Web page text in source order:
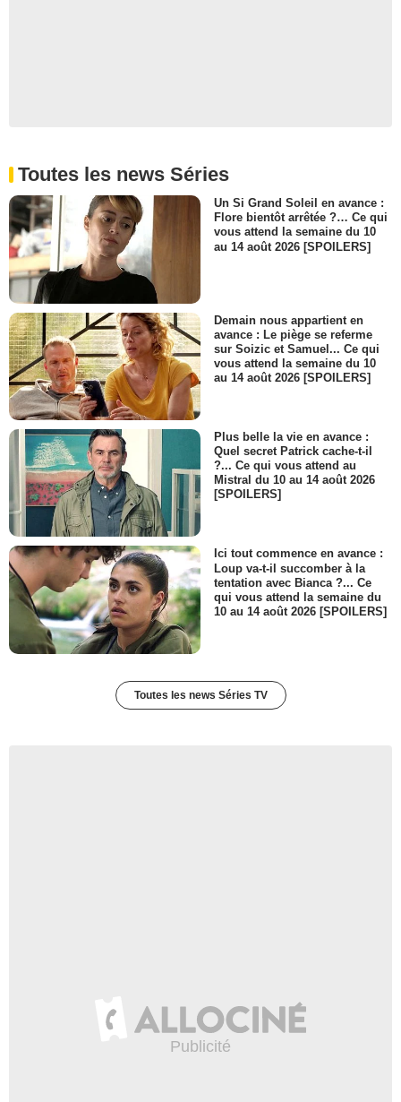
Toutes les news Séries
Un Si Grand Soleil en avance :
Flore bientôt arrêtée ?… Ce qui
vous attend la semaine du 10
au 14 août 2026 [SPOILERS]
Demain nous appartient en
avance : Le piège se referme
sur Soizic et Samuel... Ce qui
vous attend la semaine du 10
au 14 août 2026 [SPOILERS]
Plus belle la vie en avance :
Quel secret Patrick cache-t-il
?... Ce qui vous attend au
Mistral du 10 au 14 août 2026
[SPOILERS]
Ici tout commence en avance :
Loup va-t-il succomber à la
tentation avec Bianca ?... Ce
qui vous attend la semaine du
10 au 14 août 2026 [SPOILERS]
Toutes les news Séries TV